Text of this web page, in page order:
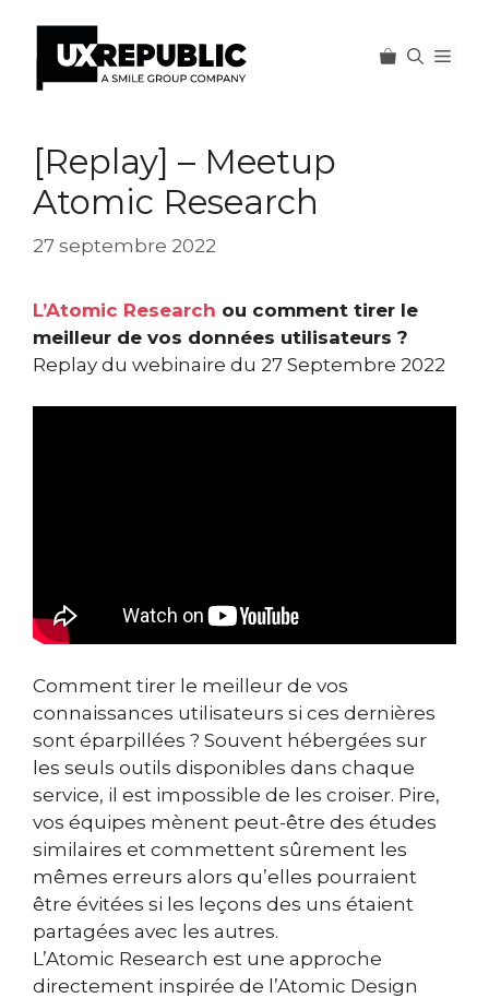
contenu
[Replay] – Meetup
Atomic Research
27 septembre 2022
L’Atomic Research ou comment tirer le
meilleur de vos données utilisateurs ?
Replay du webinaire du 27 Septembre 2022
Comment tirer le meilleur de vos
connaissances utilisateurs si ces dernières
sont éparpillées ? Souvent hébergées sur
les seuls outils disponibles dans chaque
service, il est impossible de les croiser. Pire,
vos équipes mènent peut-être des études
similaires et commettent sûrement les
mêmes erreurs alors qu’elles pourraient
être évitées si les leçons des uns étaient
partagées avec les autres.
L’Atomic Research est une approche
directement inspirée de l’Atomic Design